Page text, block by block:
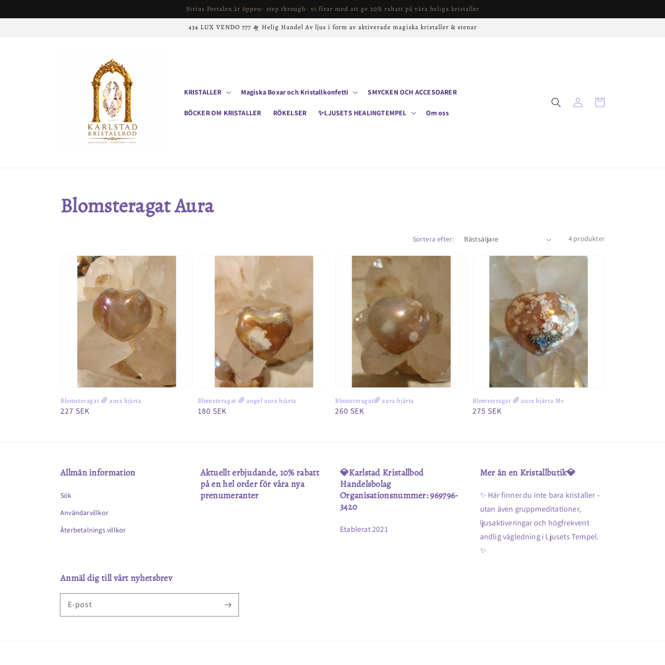
Sirius Portalen är öppen- step through- vi firar med att ge 20% rabatt på våra heliga kristaller
434 LUX VENDO 777 🛸 Helig Handel Av ljus i form av aktiverade magiska kristaller & stenar
KRISTALLER Magiska Boxar och Kristallkonfetti SMYCKEN OCH ACCESOARER
BÖCKER OM KRISTALLER RÖKELSER ✨LJUSETS HEALINGTEMPEL Om oss
in
Varukorg
Produktserie:
Blomsteragat Aura
Sortera efter: 4 produkter
Blomsteragat 🌈 aura hjärta
Ordinarie
227 SEK
Blomsteragat 🌈 angel aura hjärta
Ordinarie
180 SEK
Blomsteragat🌈 aura hjärta
Ordinarie
260 SEK
Blomsteragat 🌈 aura hjärta M+
Ordinarie
275 SEK
Allmän information
Sök
Användarvillkor
Återbetalnings villkor
Aktuellt erbjudande, 10% rabatt
på en hel order för våra nya
prenumeranter
💎Karlstad Kristallbod
Handelsbolag
Organisationsnummer: 969796-
3420
Etablerat 2021
Mer än en Kristallbutik💎
✨ Här finner du inte bara kristaller –
utan även gruppmeditationer,
ljusaktiveringar och högfrekvent
andlig vägledning i Ljusets Tempel.
✨
Anmäl dig till vårt nyhetsbrev
E-post